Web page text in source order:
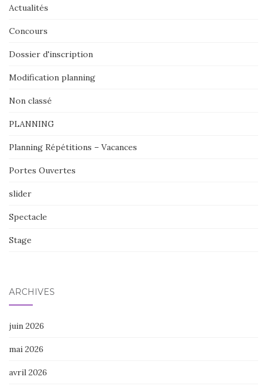
Actualités
Concours
Dossier d'inscription
Modification planning
Non classé
PLANNING
Planning Répétitions – Vacances
Portes Ouvertes
slider
Spectacle
Stage
ARCHIVES
juin 2026
mai 2026
avril 2026